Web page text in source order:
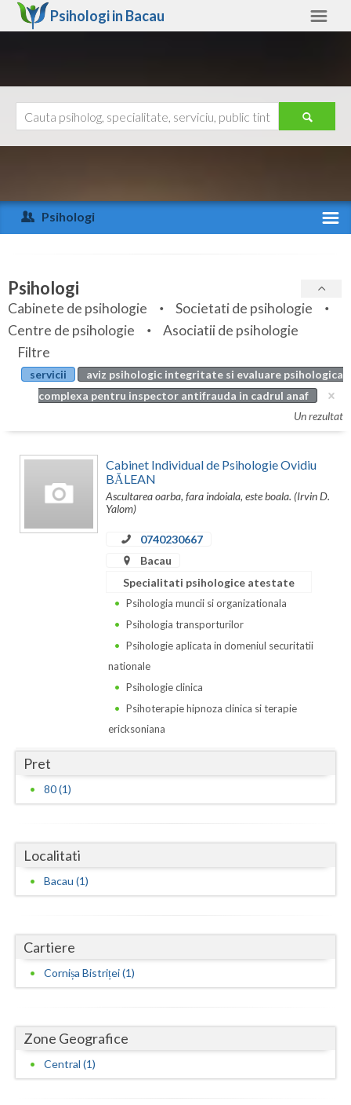
Psihologi in Bacau
Arad
Arges
Bihor
Bistrita-Nasaud
Botosani
Braila
Bucuresti
Buzau
Giurgiu
Gorj
Hunedoara
Ialomita
Maramures
Mures
Neamt
Ajutor
Psihologi
Specialitati
Servicii
Articole
Evenimente
Psihologi
Cabinete de psihologie
Societati de psihologie
Centre de psihologie
Asociatii de psihologie
Filtre
servicii
aviz psihologic integritate si evaluare psihologica
complexa pentru inspector antifrauda in cadrul anaf
Un rezultat
Cabinet Individual de Psihologie Ovidiu
BĂLEAN
Ascultarea oarba, fara indoiala, este boala. (Irvin D.
Yalom)
0740230667
Bacau
Specialitati psihologice atestate
Psihologia muncii si organizationala
Psihologia transporturilor
Psihologie aplicata in domeniul securitatii
nationale
Psihologie clinica
Psihoterapie hipnoza clinica si terapie
ericksoniana
Pret
80 (1)
Localitati
Bacau (1)
Cartiere
Cornișa Bistriței (1)
Zone Geografice
Central (1)